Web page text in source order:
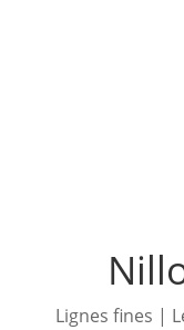
Lignes fines |